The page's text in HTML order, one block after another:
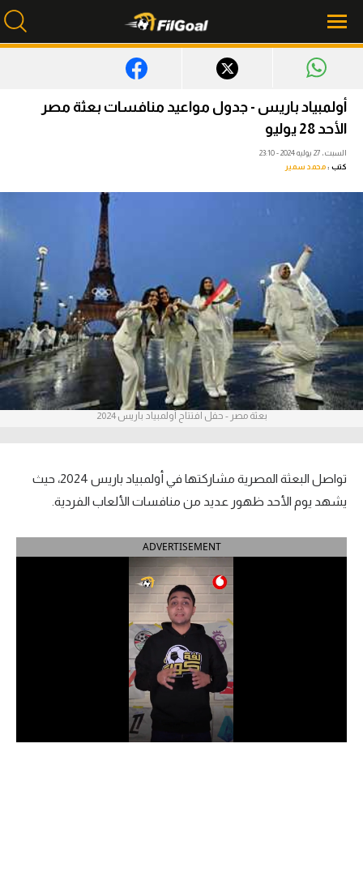
محتوى إخباري
الرئيسية
أخبار
مباريات
فانتازي في الجول
مسابقة التوقعات
فيديوهات
عدسات
آراء حرة
بطولات
أمريكا 2026
الدوري المصري
الدوري الإنجليزي الممتاز
أولمبياد باريس - جدول مواعيد منافسات بعثة مصر
الأحد 28 يوليو
السبت، 27 يوليه 2024 - 23:10
كتب :محمد سمير
بعثة مصر - حفل افتتاح أولمبياد باريس 2024
تواصل البعثة المصرية مشاركتها في أولمبياد باريس 2024، حيث
يشهد يوم الأحد ظهور عديد من منافسات الألعاب الفردية.
ADVERTISEMENT